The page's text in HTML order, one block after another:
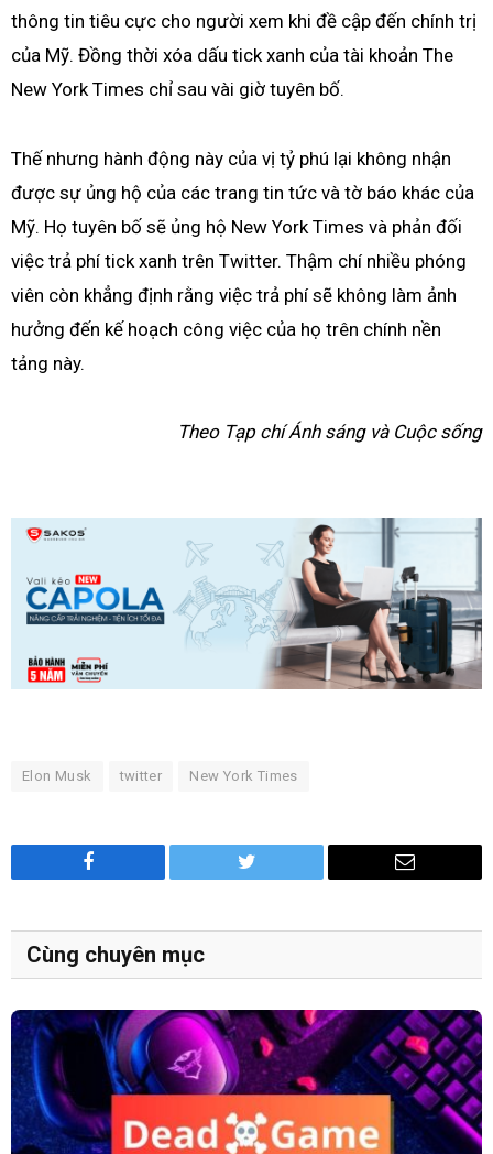
thông tin tiêu cực cho người xem khi đề cập đến chính trị
của Mỹ. Đồng thời xóa dấu tick xanh của tài khoản The
New York Times chỉ sau vài giờ tuyên bố.
Thế nhưng hành động này của vị tỷ phú lại không nhận
được sự ủng hộ của các trang tin tức và tờ báo khác của
Mỹ. Họ tuyên bố sẽ ủng hộ New York Times và phản đối
việc trả phí tick xanh trên Twitter. Thậm chí nhiều phóng
viên còn khẳng định rằng việc trả phí sẽ không làm ảnh
hưởng đến kế hoạch công việc của họ trên chính nền
tảng này.
Theo Tạp chí Ánh sáng và Cuộc sống
Elon Musk twitter New York Times
Facebook Twitter Email
Cùng chuyên mục